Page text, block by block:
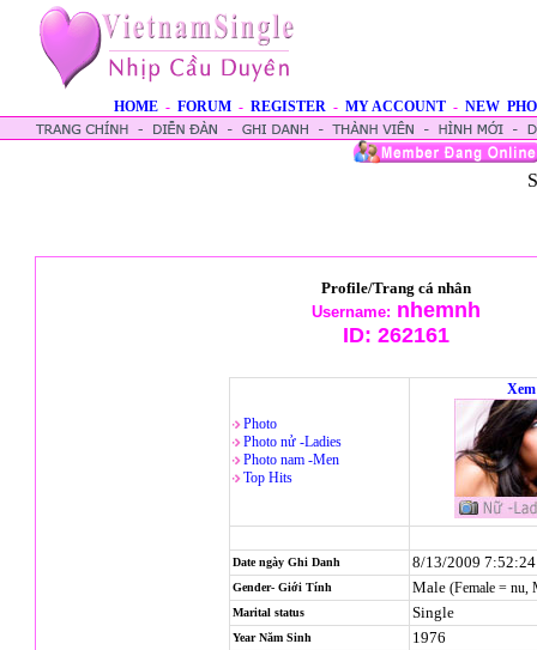
HOME - FORUM - REGISTER - MY ACCOUNT - NEW
Profile/Trang cá nhân
Username: nhemnh
ID: 262161
Photo
Photo nử -Ladies
Photo nam -Men
Top Hits
Date ngày Ghi Danh 8/13/2009
Gender- Giới Tính Male (Female = nu,
Marital status Single
Year Năm Sinh 1976